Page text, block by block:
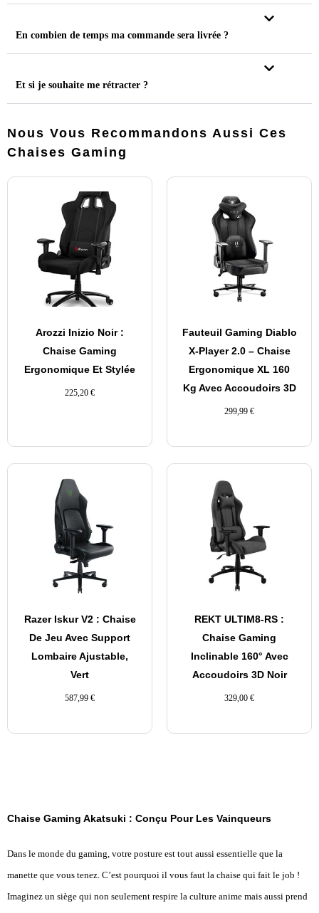
En combien de temps ma commande sera livrée ?
Et si je souhaite me rétracter ?
Nous Vous Recommandons Aussi Ces
Chaises Gaming
Arozzi Inizio Noir :
Chaise Gaming
Ergonomique Et Stylée
225,20 €
Fauteuil Gaming Diablo
X-Player 2.0 – Chaise
Ergonomique XL 160
Kg Avec Accoudoirs 3D
299,99 €
Razer Iskur V2 : Chaise
De Jeu Avec Support
Lombaire Ajustable,
Vert
587,99 €
REKT ULTIM8-RS :
Chaise Gaming
Inclinable 160° Avec
Accoudoirs 3D Noir
329,00 €
Chaise Gaming Akatsuki : Conçu Pour Les Vainqueurs
Dans le monde du gaming, votre posture est tout aussi essentielle que la
manette que vous tenez. C’est pourquoi il vous faut la chaise qui fait le job !
Imaginez un siège qui non seulement respire la culture anime mais aussi prend